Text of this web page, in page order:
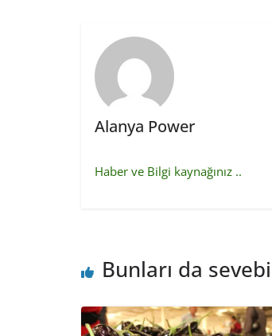
Alanya Power
Haber ve Bilgi kaynağınız ..
Bunları da